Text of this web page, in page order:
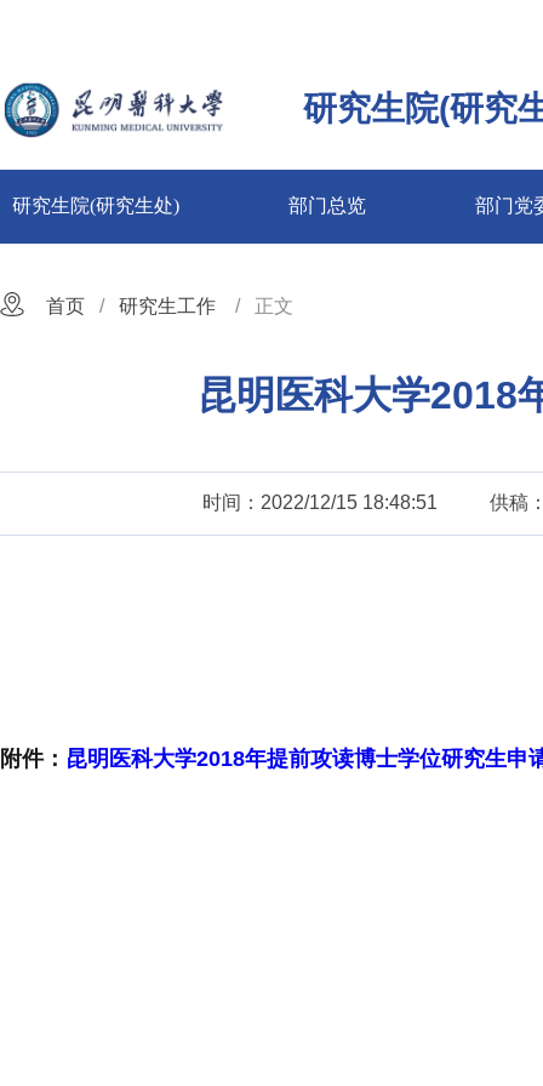
研究生院(研究
研究生院(研究生处) 部门总览 部门党
首页 研究生工作 正文
昆明医科大学2018
时间：2022/12/15 18:48:51 供稿
附件： 昆明医科大学2018年提前攻读博士学位研究生申